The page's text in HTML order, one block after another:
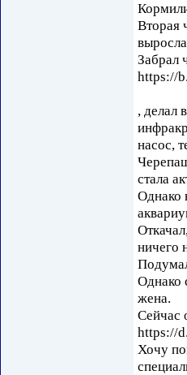
Вторая
Забрал
https://
, делал
насос,
стала
Однако
ничего
Однако
жена.
Сейчас
https://
Хочу